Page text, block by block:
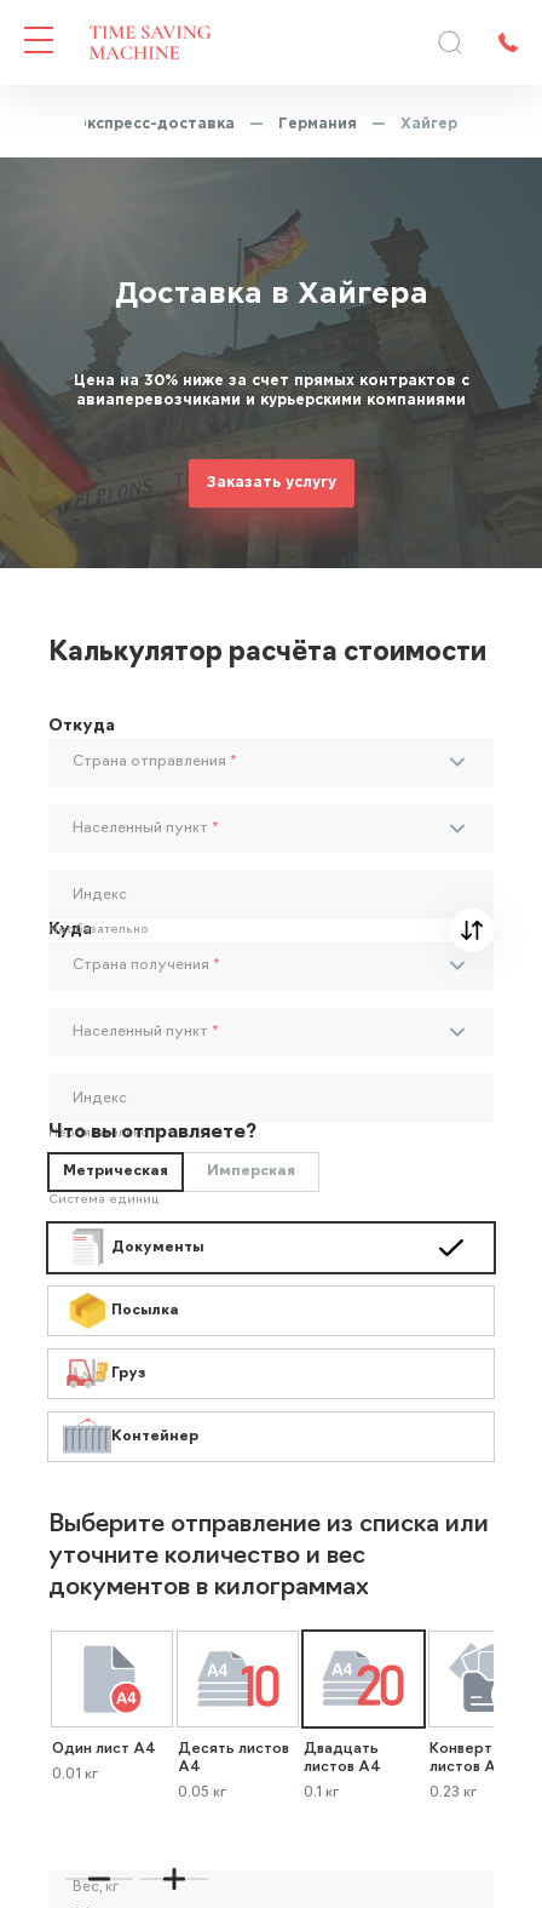
Экспресс-доставка — Германия — Хайгер
Доставка в Хайгера
Цена на 30% ниже за счет прямых контрактов с
авиаперевозчиками и курьерскими компаниями
Заказать услугу
Калькулятор расчёта стоимости
Откуда
Страна отправления *
Населенный пункт *
Индекс
Необязательно
Куда
Страна получения *
Населенный пункт *
Индекс
Необязательно
Что вы отправляете?
Метрическая Имперская
Система единиц
Документы
Посылка
Груз
Контейнер
Выберите отправление из списка или
уточните количество и вес
документов в килограммах
Один лист А4
0.01 кг
Десять листов
А4
0.05 кг
Двадцать
листов А4
0.1 кг
Конверт до 40
листов А4
0.23 кг
Вес, кг